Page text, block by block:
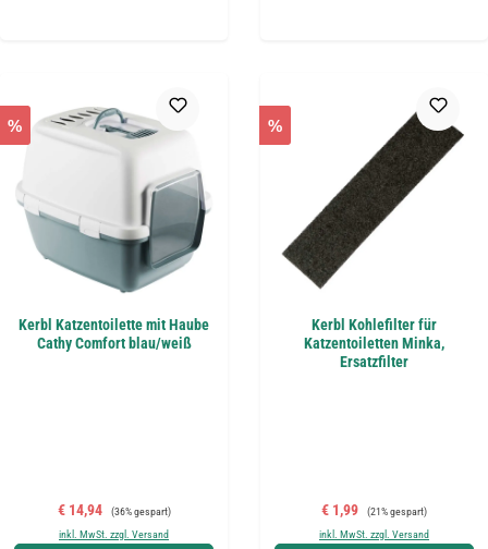
%
Kerbl Katzentoilette mit Haube
Cathy Comfort blau/weiß
Verkaufspreis:
€ 14,94 Regulärer Preis:
(36% gespart)
inkl. MwSt. zzgl. Versand
%
Kerbl Kohlefilter für
Katzentoiletten Minka,
Ersatzfilter
Verkaufspreis:
€ 1,99 Regulärer Preis:
(21% gespart)
inkl. MwSt. zzgl. Versand